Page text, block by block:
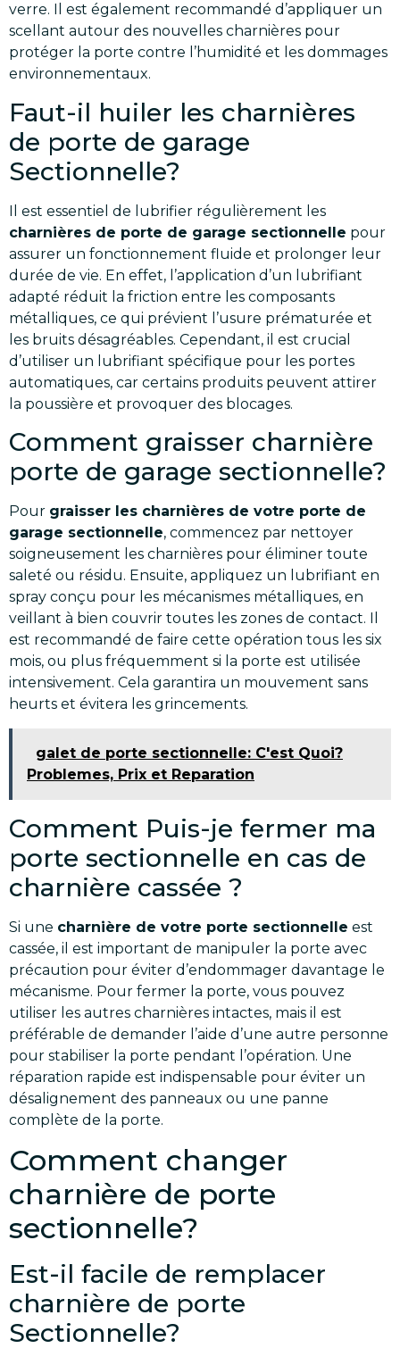
verre. Il est également recommandé d’appliquer un
scellant autour des nouvelles charnières pour
protéger la porte contre l’humidité et les dommages
environnementaux.
Faut-il huiler les charnières
de porte de garage
Sectionnelle?
Il est essentiel de lubrifier régulièrement les
charnières de porte de garage sectionnelle pour
assurer un fonctionnement fluide et prolonger leur
durée de vie. En effet, l’application d’un lubrifiant
adapté réduit la friction entre les composants
métalliques, ce qui prévient l’usure prématurée et
les bruits désagréables. Cependant, il est crucial
d’utiliser un lubrifiant spécifique pour les portes
automatiques, car certains produits peuvent attirer
la poussière et provoquer des blocages.
Comment graisser charnière
porte de garage sectionnelle?
Pour graisser les charnières de votre porte de
garage sectionnelle, commencez par nettoyer
soigneusement les charnières pour éliminer toute
saleté ou résidu. Ensuite, appliquez un lubrifiant en
spray conçu pour les mécanismes métalliques, en
veillant à bien couvrir toutes les zones de contact. Il
est recommandé de faire cette opération tous les six
mois, ou plus fréquemment si la porte est utilisée
intensivement. Cela garantira un mouvement sans
heurts et évitera les grincements.
galet de porte sectionnelle: C'est Quoi?
Problemes, Prix et Reparation
Comment Puis-je fermer ma
porte sectionnelle en cas de
charnière cassée ?
Si une charnière de votre porte sectionnelle est
cassée, il est important de manipuler la porte avec
précaution pour éviter d’endommager davantage le
mécanisme. Pour fermer la porte, vous pouvez
utiliser les autres charnières intactes, mais il est
préférable de demander l’aide d’une autre personne
pour stabiliser la porte pendant l’opération. Une
réparation rapide est indispensable pour éviter un
désalignement des panneaux ou une panne
complète de la porte.
Comment changer
charnière de porte
sectionnelle?
Est-il facile de remplacer
charnière de porte
Sectionnelle?